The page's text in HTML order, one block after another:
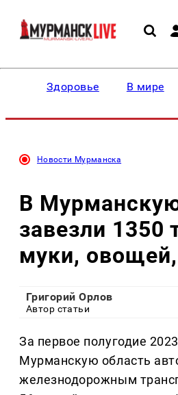
Здоровье В мире
Новости Мурманска
В
завезли 1350
муки,
Григорий Орлов
Автор статьи
За первое полугодие
Мурманскую область
железнодорожным